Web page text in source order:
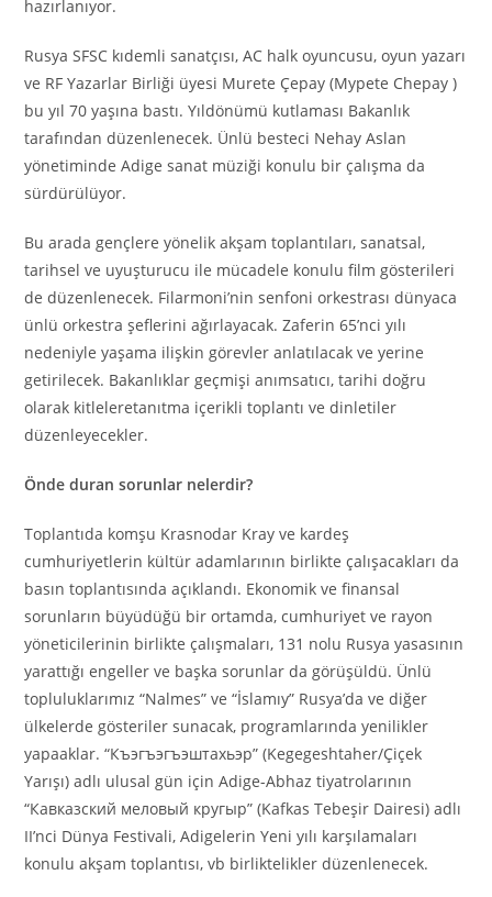
hazırlanıyor.
Rusya SFSC kıdemli sanatçısı, AC halk oyuncusu, oyun yazarı
ve RF Yazarlar Birliği üyesi Murete Çepay (Мурete Chepay )
bu yıl 70 yaşına bastı. Yıldönümü kutlaması Bakanlık
tarafından düzenlenecek. Ünlü besteci Nehay Aslan
yönetiminde Adige sanat müziği konulu bir çalışma da
sürdürülüyor.
Bu arada gençlere yönelik akşam toplantıları, sanatsal,
tarihsel ve uyuşturucu ile mücadele konulu film gösterileri
de düzenlenecek. Filarmoni’nin senfoni orkestrası dünyaca
ünlü orkestra şeflerini ağırlayacak. Zaferin 65’nci yılı
nedeniyle yaşama ilişkin görevler anlatılacak ve yerine
getirilecek. Bakanlıklar geçmişi anımsatıcı, tarihi doğru
olarak kitleleretanıtma içerikli toplantı ve dinletiler
düzenleyecekler.
Önde duran sorunlar nelerdir?
Toplantıda komşu Krasnodar Kray ve kardeş
cumhuriyetlerin kültür adamlarının birlikte çalışacakları da
basın toplantısında açıklandı. Ekonomik ve finansal
sorunların büyüdüğü bir ortamda, cumhuriyet ve rayon
yöneticilerinin birlikte çalışmaları, 131 nolu Rusya yasasının
yarattığı engeller ve başka sorunlar da görüşüldü. Ünlü
topluluklarımız “Nalmes” ve “İslamıy” Rusya’da ve diğer
ülkelerde gösteriler sunacak, programlarında yenilikler
yapaaklar. “Къэгъэгъэштахьэр” (Kegegeshtaher/Çiçek
Yarışı) adlı ulusal gün için Adige-Abhaz tiyatrolarının
“Кавказский меловый кругыр” (Kafkas Tebeşir Dairesi) adlı
II’nci Dünya Festivali, Adigelerin Yeni yılı karşılamaları
konulu akşam toplantısı, vb birliktelikler düzenlenecek.